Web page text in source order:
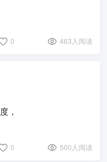
0 463人阅读
，
0 500人阅读